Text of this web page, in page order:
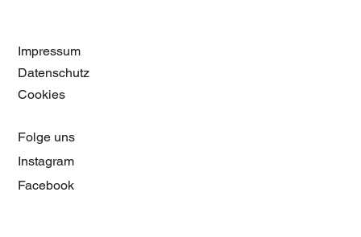
Impressum
Datenschutz
Cookies
Folge uns
Instagram
Facebook